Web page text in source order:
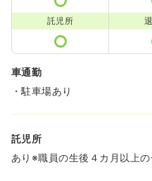
託児所
車通勤
・駐車場あり
託児所
あり※職員の生後４カ月以上